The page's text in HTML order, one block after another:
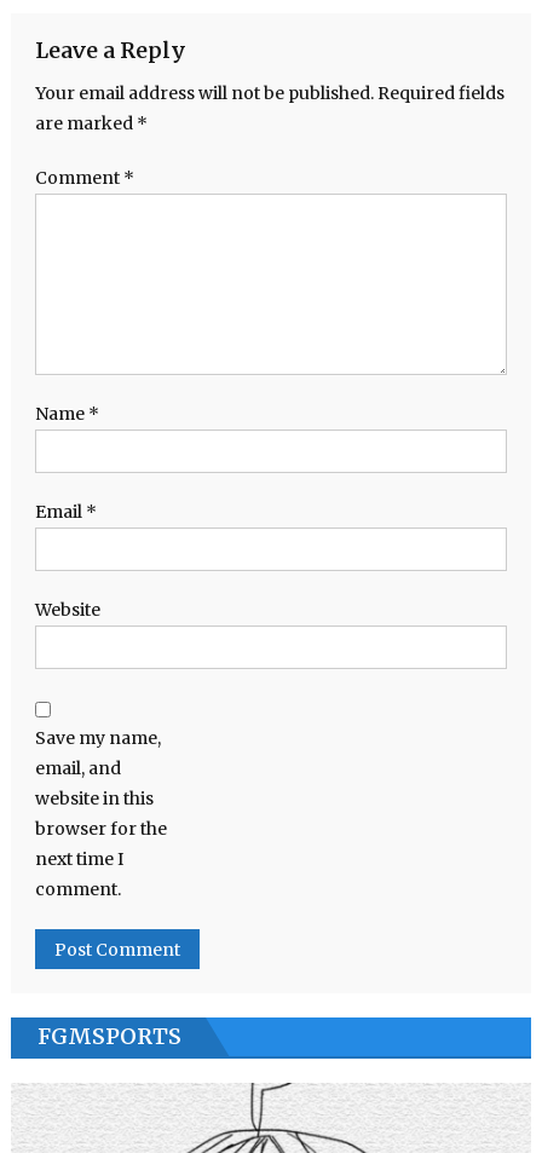
Leave a Reply
Your email address will not be published. Required fields
are marked *
Comment *
Name *
Email *
Website
Save my name,
email, and
website in this
browser for the
next time I
comment.
FGMSPORTS